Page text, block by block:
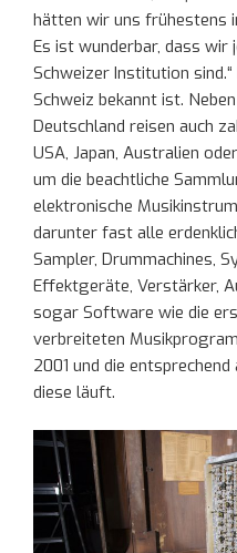
hätten wir uns frühestens
Es ist wunderbar, dass wir
Schweizer Institution
Schweiz bekannt ist.
Deutschland reisen auch
USA, Japan, Australien
um die beachtliche
elektronische
darunter fast alle
Sampler, Drummachines,
Effektgeräte, Verstärker,
sogar Software wie die
verbreiteten
2001 und die
diese läuft.